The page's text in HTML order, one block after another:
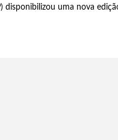
disponibilizou uma nova